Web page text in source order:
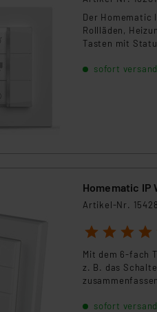
Für die USA besteht kein
Datenschutz nach EU-
Daten in
Kommission sowie einer
Der Homematic
Rollläden,
Tasten mit
sofort
Homematic IP
Artikel-Nr.
1 2 3 4
Mit dem 6-fach
z. B. das
sofort